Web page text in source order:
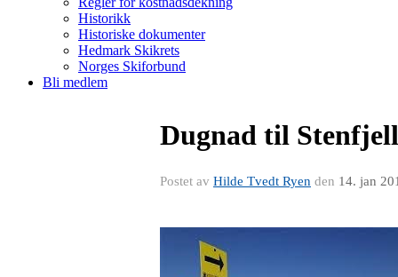
Historikk
Historiske dokumenter
Hedmark Skikrets
Norges Skiforbund
Bli medlem
Dugnad til
Postet av Hilde Tvedt Ryen den 14. jan